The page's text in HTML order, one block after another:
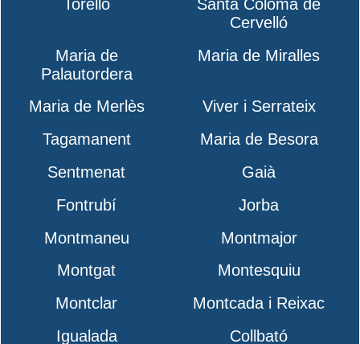
Torelló
Santa Coloma de
Cervelló
Maria de
Palautordera
Maria de Miralles
Maria de Merlès
Viver i Serrateix
Tagamanent
Maria de Besora
Sentmenat
Gaià
Fontrubí
Jorba
Montmaneu
Montmajor
Montgat
Montesquiu
Montclar
Montcada i Reixac
Igualada
Collbató